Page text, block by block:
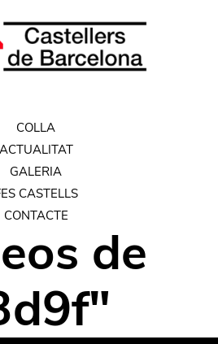
COLLA
ACTUALITAT
GALERIA
CASTELLS
CONTACTE
de
"